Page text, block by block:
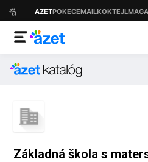
Základná škola s